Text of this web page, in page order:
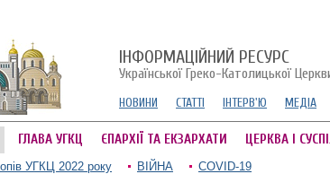
ІНФОРМАЦІЙНИЙ РЕСУРС
Української Греко-Католицької
НОВИНИ СТАТТІ ІНТЕРВ'Ю МЕДІА
ГЛАВА УГКЦ ЄПАРХІЇ ТА ЕКЗАРХАТИ ЦЕРКВА І
УГКЦ 2022 року ВІЙНА COVID-19